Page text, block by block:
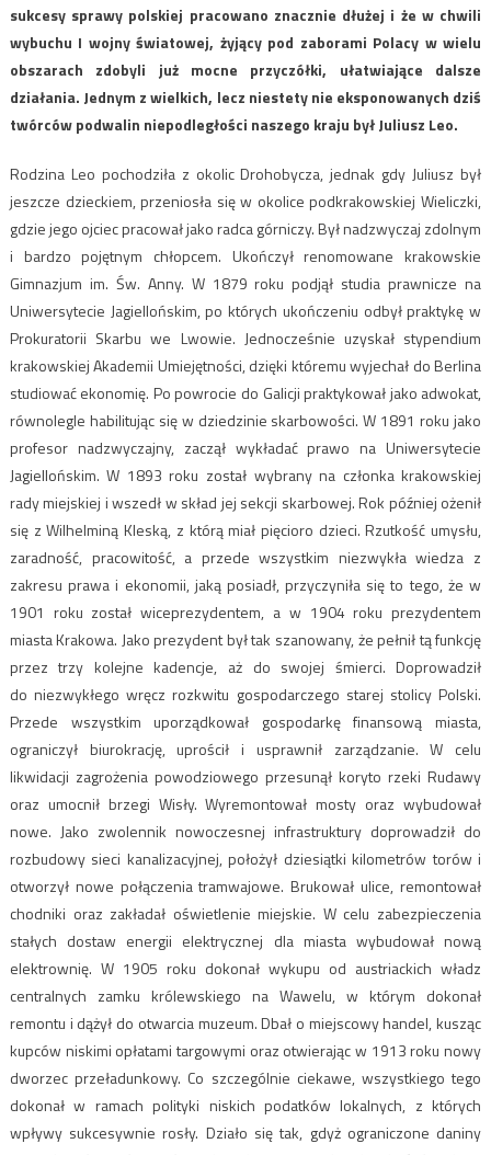
sukcesy sprawy polskiej pracowano znacznie dłużej i że w chwili
wybuchu I wojny światowej, żyjący pod zaborami Polacy w wielu
obszarach zdobyli już mocne przyczółki, ułatwiające dalsze
działania. Jednym z wielkich, lecz niestety nie eksponowanych dziś
twórców podwalin niepodległości naszego kraju był Juliusz Leo.
Rodzina Leo pochodziła z okolic Drohobycza, jednak gdy Juliusz był
jeszcze dzieckiem, przeniosła się w okolice podkrakowskiej Wieliczki,
gdzie jego ojciec pracował jako radca górniczy. Był nadzwyczaj zdolnym
i bardzo pojętnym chłopcem. Ukończył renomowane krakowskie
Gimnazjum im. Św. Anny. W 1879 roku podjął studia prawnicze na
Uniwersytecie Jagiellońskim, po których ukończeniu odbył praktykę w
Prokuratorii Skarbu we Lwowie. Jednocześnie uzyskał stypendium
krakowskiej Akademii Umiejętności, dzięki któremu wyjechał do Berlina
studiować ekonomię. Po powrocie do Galicji praktykował jako adwokat,
równolegle habilitując się w dziedzinie skarbowości. W 1891 roku jako
profesor nadzwyczajny, zaczął wykładać prawo na Uniwersytecie
Jagiellońskim. W 1893 roku został wybrany na członka krakowskiej
rady miejskiej i wszedł w skład jej sekcji skarbowej. Rok później ożenił
się z Wilhelminą Kleską, z którą miał pięcioro dzieci. Rzutkość umysłu,
zaradność, pracowitość, a przede wszystkim niezwykła wiedza z
zakresu prawa i ekonomii, jaką posiadł, przyczyniła się to tego, że w
1901 roku został wiceprezydentem, a w 1904 roku prezydentem
miasta Krakowa. Jako prezydent był tak szanowany, że pełnił tą funkcję
przez trzy kolejne kadencje, aż do swojej śmierci. Doprowadził
do niezwykłego wręcz rozkwitu gospodarczego starej stolicy Polski.
Przede wszystkim uporządkował gospodarkę finansową miasta,
ograniczył biurokrację, uprościł i usprawnił zarządzanie. W celu
likwidacji zagrożenia powodziowego przesunął koryto rzeki Rudawy
oraz umocnił brzegi Wisły. Wyremontował mosty oraz wybudował
nowe. Jako zwolennik nowoczesnej infrastruktury doprowadził do
rozbudowy sieci kanalizacyjnej, położył dziesiątki kilometrów torów i
otworzył nowe połączenia tramwajowe. Brukował ulice, remontował
chodniki oraz zakładał oświetlenie miejskie. W celu zabezpieczenia
stałych dostaw energii elektrycznej dla miasta wybudował nową
elektrownię. W 1905 roku dokonał wykupu od austriackich władz
centralnych zamku królewskiego na Wawelu, w którym dokonał
remontu i dążył do otwarcia muzeum. Dbał o miejscowy handel, kusząc
kupców niskimi opłatami targowymi oraz otwierając w 1913 roku nowy
dworzec przeładunkowy. Co szczególnie ciekawe, wszystkiego tego
dokonał w ramach polityki niskich podatków lokalnych, z których
wpływy sukcesywnie rosły. Działo się tak, gdyż ograniczone daniny